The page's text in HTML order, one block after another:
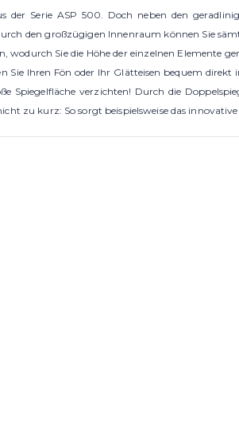
der Serie ASP 500. Doch neben den
den großzügigen Innenraum können Sie
wodurch Sie die Höhe der einzelnen Elemente
Sie Ihren Fön oder Ihr Glätteisen bequem
Spiegelfläche verzichten! Durch die
zu kurz: So sorgt beispielsweise das